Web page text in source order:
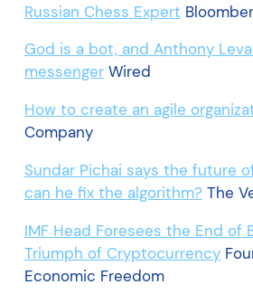
Russian Chess Expert
God is a bot, and Anthony
messengerWired
How to create an agile
Company
Sundar Pichai says the future
can he fix the algorithm? The
IMF Head Foresees the End of
Triumph of Cryptocurrency
Economic Freedom